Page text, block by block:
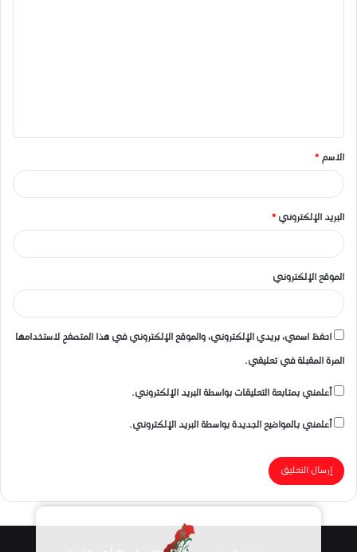
ق
*
الاسم *
البريد الإلكتروني *
الموقع الإلكتروني
احفظ اسمي، بريدي الإلكتروني، والموقع الإلكتروني في هذا المتصفح لاستخدامها
المرة المقبلة في تعليقي.
أعلمني بمتابعة التعليقات بواسطة البريد الإلكتروني.
أعلمني بالمواضيع الجديدة بواسطة البريد الإلكتروني.